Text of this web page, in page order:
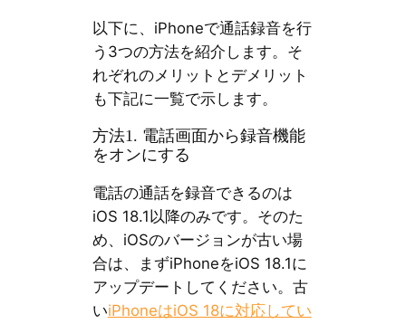
以下に、iPhoneで通話録音を行
う3つの方法を紹介します。そ
れぞれのメリットとデメリット
も下記に一覧で示します。
方法1. 電話画面から録音機能
をオンにする
電話の通話を録音できるのは
iOS 18.1以降のみです。そのた
め、iOSのバージョンが古い場
合は、まずiPhoneをiOS 18.1に
アップデートしてください。古
いiPhoneはiOS 18に対応してい